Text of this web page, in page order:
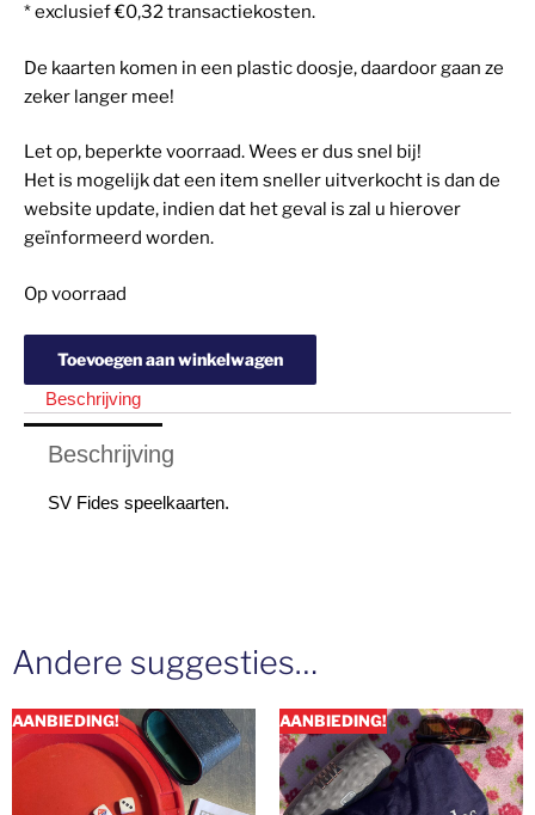
* exclusief €0,32 transactiekosten.
De kaarten komen in een plastic doosje, daardoor gaan ze
zeker langer mee!
Let op, beperkte voorraad. Wees er dus snel bij!
Het is mogelijk dat een item sneller uitverkocht is dan de
website update, indien dat het geval is zal u hierover
geïnformeerd worden.
Op voorraad
Toevoegen aan winkelwagen
Beschrijving
Beschrijving
SV Fides speelkaarten.
Andere suggesties…
AANBIEDING! AANBIEDING!